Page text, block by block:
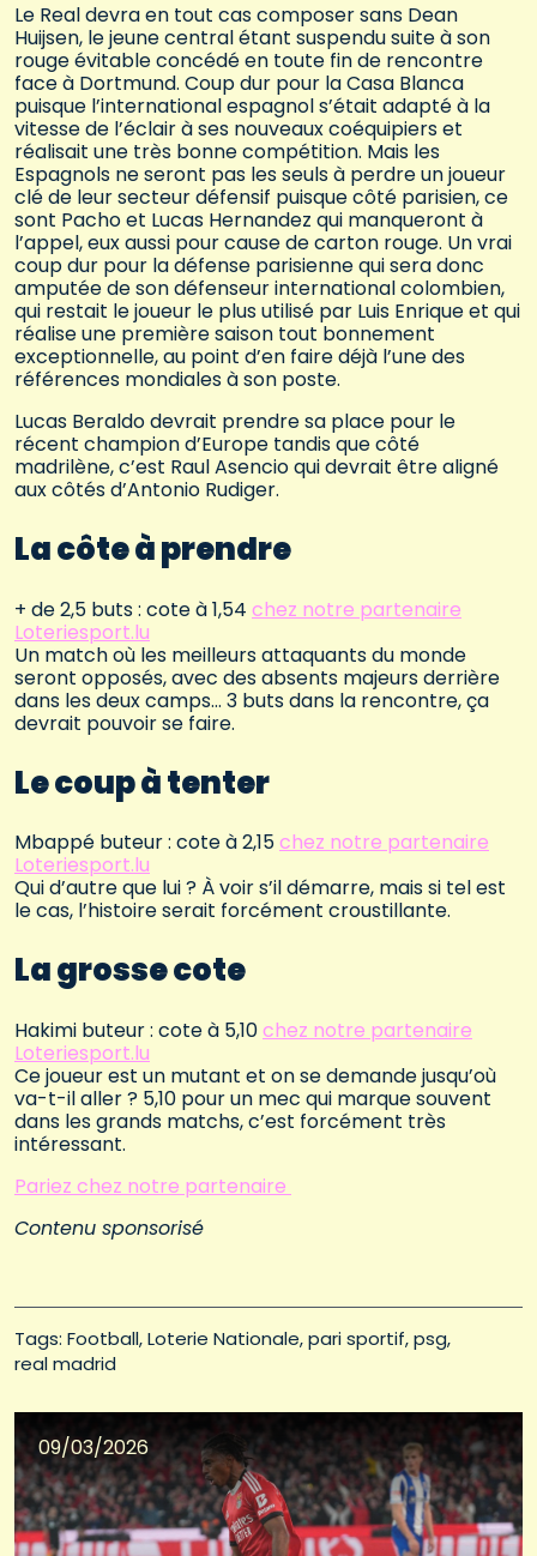
Le Real devra en tout cas composer sans Dean
Huijsen, le jeune central étant suspendu suite à son
rouge évitable concédé en toute fin de rencontre
face à Dortmund. Coup dur pour la Casa Blanca
puisque l’international espagnol s’était adapté à la
vitesse de l’éclair à ses nouveaux coéquipiers et
réalisait une très bonne compétition. Mais les
Espagnols ne seront pas les seuls à perdre un joueur
clé de leur secteur défensif puisque côté parisien, ce
sont Pacho et Lucas Hernandez qui manqueront à
l’appel, eux aussi pour cause de carton rouge. Un vrai
coup dur pour la défense parisienne qui sera donc
amputée de son défenseur international colombien,
qui restait le joueur le plus utilisé par Luis Enrique et qui
réalise une première saison tout bonnement
exceptionnelle, au point d’en faire déjà l’une des
références mondiales à son poste.
Lucas Beraldo devrait prendre sa place pour le
récent champion d’Europe tandis que côté
madrilène, c’est Raul Asencio qui devrait être aligné
aux côtés d’Antonio Rudiger.
La côte à prendre
+ de 2,5 buts : cote à 1,54 chez notre partenaire
Loteriesport.lu
Un match où les meilleurs attaquants du monde
seront opposés, avec des absents majeurs derrière
dans les deux camps… 3 buts dans la rencontre, ça
devrait pouvoir se faire.
Le coup à tenter
Mbappé buteur : cote à 2,15chez notre partenaire
Loteriesport.lu
Qui d’autre que lui ? À voir s’il démarre, mais si tel est
le cas, l’histoire serait forcément croustillante.
La grosse cote
Hakimi buteur : cote à 5,10chez notre partenaire
Loteriesport.lu
Ce joueur est un mutant et on se demande jusqu’où
va-t-il aller ? 5,10 pour un mec qui marque souvent
dans les grands matchs, c’est forcément très
intéressant.
Pariez chez notre partenaire
Contenu sponsorisé
Tags: Football Loterie Nationale pari sportif psg
real madrid
09/03/2026